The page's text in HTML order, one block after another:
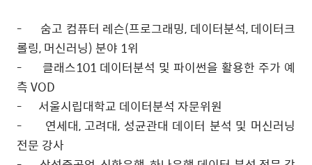
- 숨고 컴퓨터 레슨(프로그래밍, 데이터분석,데이터크
롤링,머신러닝)분야 1위
-
클래스101 데이터분석 및 파이썬을 활용한 주가 예
측VOD
-
서울시립대학교 데이터분석 자문위원
-
연세대, 고려대, 성균관대 데이터 분석 및 머신러닝
전문 강사